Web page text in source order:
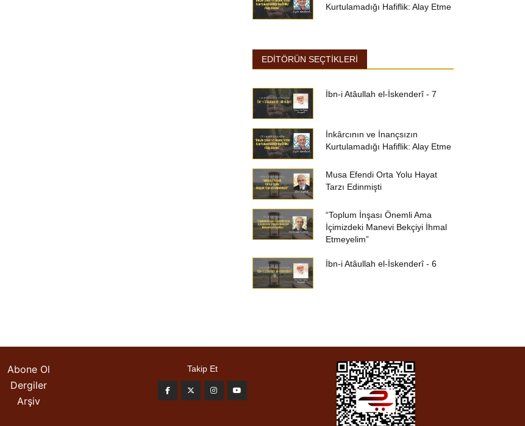
Kurtulamadığı Hafiflik: Alay Etme
EDİTÖRÜN SEÇTİKLERİ
İbn-i Atâullah el-İskenderî - 7
İnkârcının ve İnançsızın
Kurtulamadığı Hafiflik: Alay Etme
Musa Efendi Orta Yolu Hayat
Tarzı Edinmişti
“Toplum İnşası Önemli Ama
İçimizdeki Manevi Bekçiyi İhmal
Etmeyelim”
İbn-i Atâullah el-İskenderî - 6
Abone Ol
Dergiler
Arşiv
Takip Et